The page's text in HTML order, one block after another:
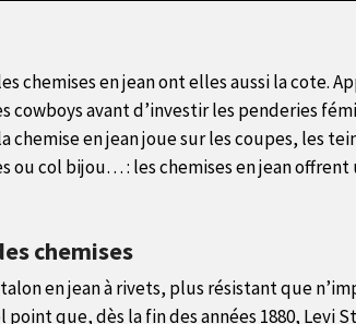
en jean ont elles aussi la cote.
avant d’investir les penderies
chemise en jean joue sur les coupes, les
ou col bijou… : les chemises en jean
chemises
en jean à rivets, plus résistant que
que, dès la fin des années 1880, Levi